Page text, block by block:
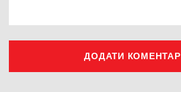
ДОДАТИ КОМЕНТАР